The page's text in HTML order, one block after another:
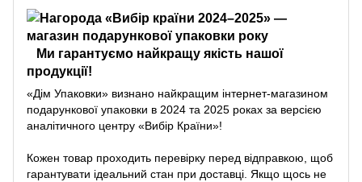
Ми гарантуємо найкращу якість нашої
продукції!
«Дім Упаковки» визнано найкращим інтернет-магазином
подарункової упаковки в 2024 та 2025 роках за версією
аналітичного центру «Вибір Країни»!
Кожен товар проходить перевірку перед відправкою, щоб
гарантувати ідеальний стан при доставці. Якщо щось не